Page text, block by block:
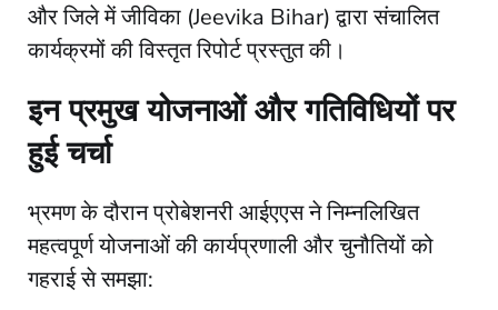
और जिले में जीविका (Jeevika Bihar) द्वारा संचालित
कार्यक्रमों की विस्तृत रिपोर्ट प्रस्तुत की।
इन प्रमुख योजनाओं और गतिविधियों पर
हुई चर्चा
​भ्रमण के दौरान प्रोबेशनरी आईएएस ने निम्नलिखित
महत्वपूर्ण योजनाओं की कार्यप्रणाली और चुनौतियों को
गहराई से समझा: